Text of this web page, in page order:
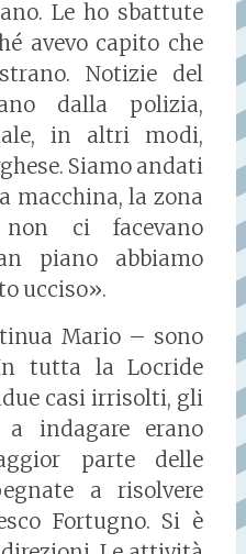
Le ho sbattute
avevo capito che
Notizie del
dalla polizia,
in altri modi,
Siamo andati
macchina, la zona
ci facevano
piano abbiamo
ucciso».
Mario – sono
tutta la Locride
casi irrisolti, gli
indagare erano
parte delle
a risolvere
Fortugno. Si è